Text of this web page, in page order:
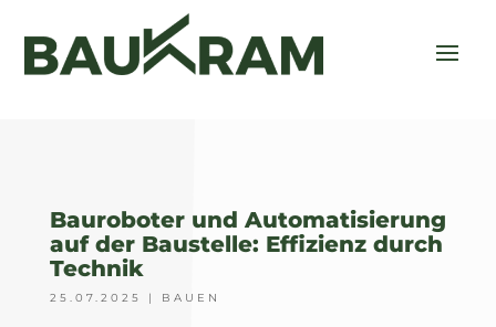
Bauroboter und Automatisierung
auf der Baustelle: Effizienz durch
Technik
25.07.2025 | BAUEN